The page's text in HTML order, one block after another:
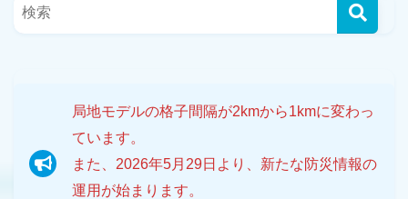
局地モデルの格子間隔が2kmから1kmに変わっ
ています。
また、2026年5月29日より、新たな防災情報の
運用が始まります。